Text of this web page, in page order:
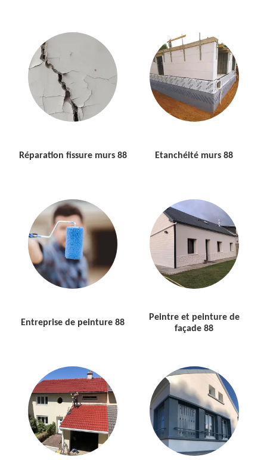
Réparation fissure murs 88 Etanchéité murs 88
Entreprise de peinture 88
Peintre et peinture de
façade 88